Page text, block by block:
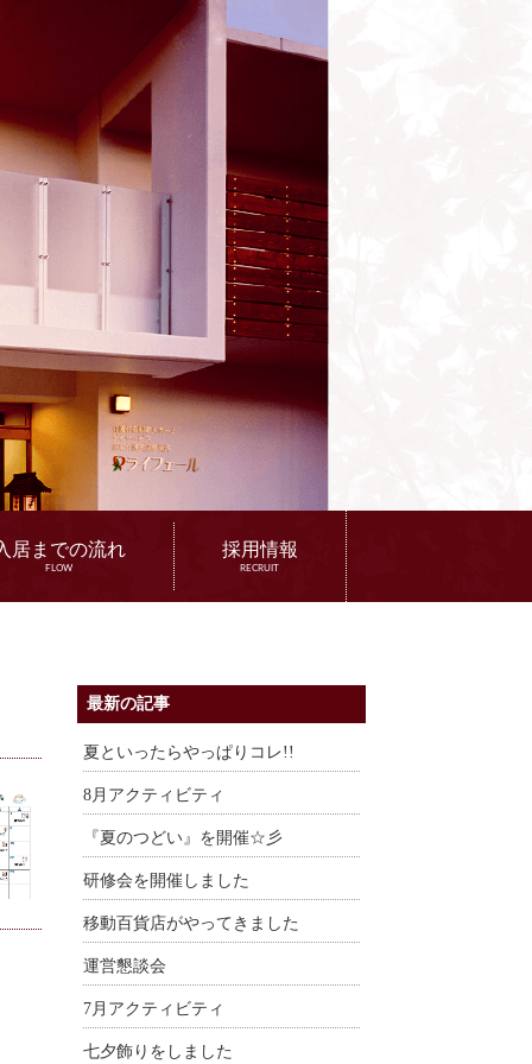
居までの流れ
FLOW
採用情報
RECRUIT
最新の記事
夏といったらやっぱりコレ!!
8月アクティビティ
『夏のつどい』を開催☆彡
研修会を開催しました
移動百貨店がやってきました
運営懇談会
7月アクティビティ
七夕飾りをしました